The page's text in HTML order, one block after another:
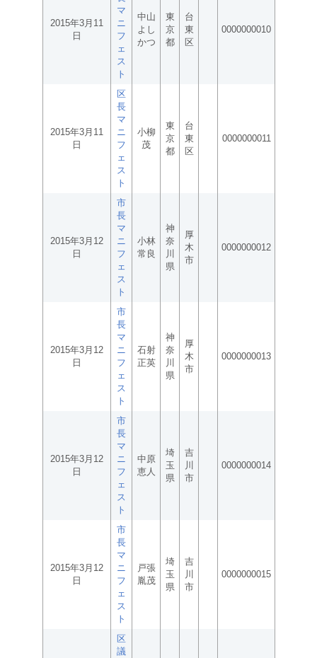
2015年3月11
日
マ
ニ
フ
ェ
ス
ト
中山
よし
かつ
東
京
都
台
東
区
0000000010
2015年3月11
日
区
長
マ
ニ
フ
ェ
ス
ト
小柳
茂
東
京
都
台
東
区
0000000011
2015年3月12
日
市
長
マ
ニ
フ
ェ
ス
ト
小林
常良
神
奈
川
県
厚
木
市
0000000012
2015年3月12
日
市
長
マ
ニ
フ
ェ
ス
ト
石射
正英
神
奈
川
県
厚
木
市
0000000013
2015年3月12
日
市
長
マ
ニ
フ
ェ
ス
ト
中原
恵人
埼
玉
県
吉
川
市
0000000014
2015年3月12
日
市
長
マ
ニ
フ
ェ
ス
ト
戸張
胤茂
埼
玉
県
吉
川
市
0000000015
区
議